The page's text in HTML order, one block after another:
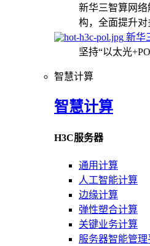
新华三智算网
构，全面提升对
新华
坚持“以太光
智慧计算
智慧计算
H3C服务器
通用计算
人工智能计算
边缘计算
弹性塑合计算
关键业务计算
服务器智能管理